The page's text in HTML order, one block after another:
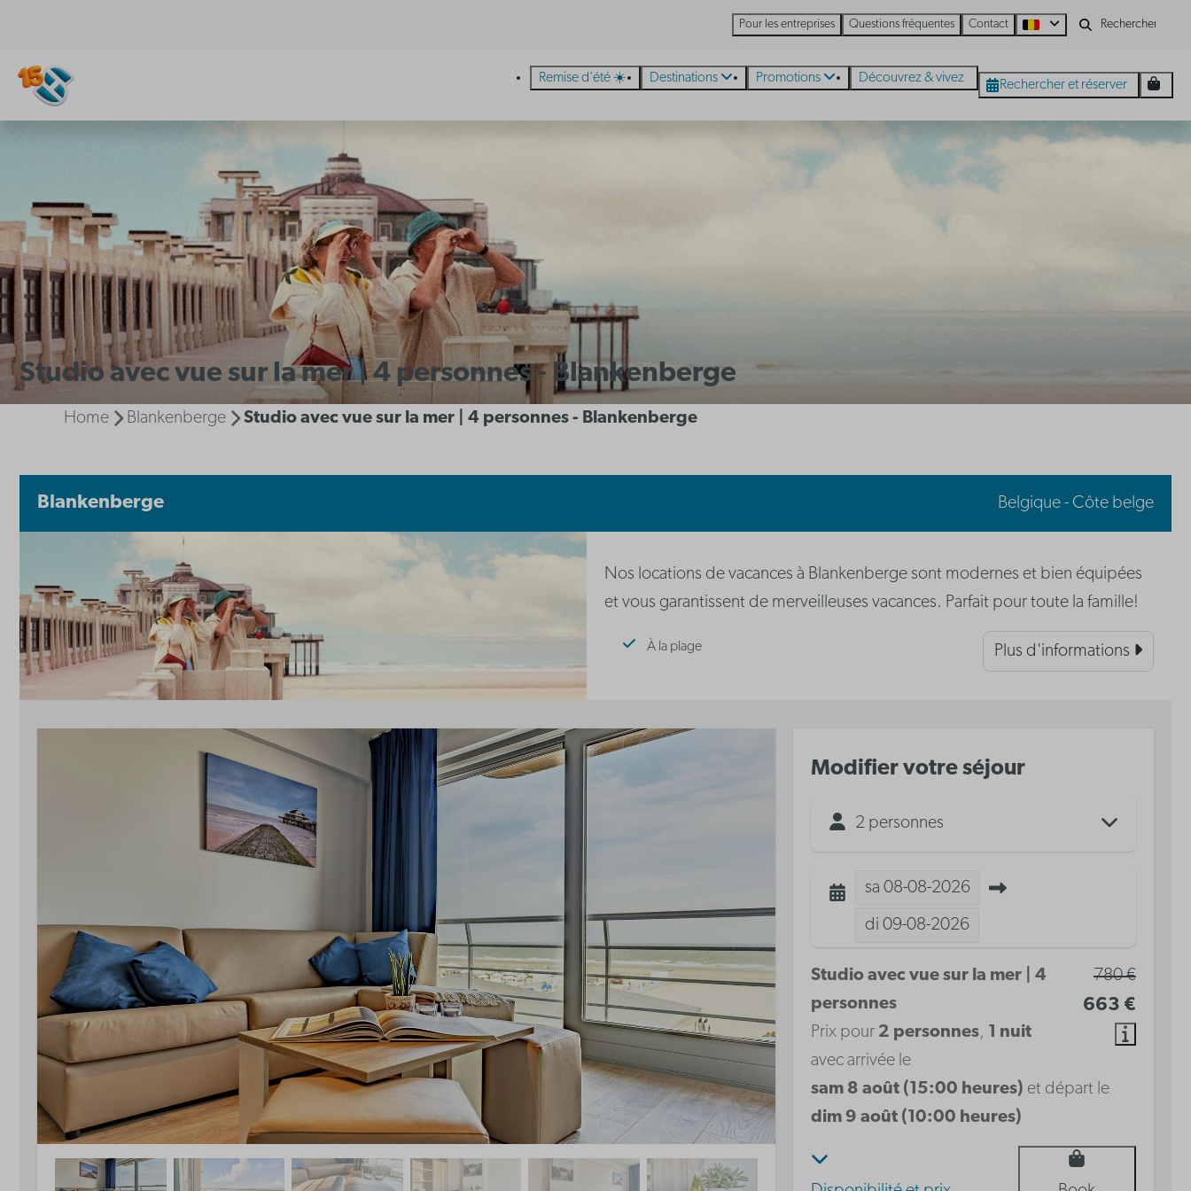
Pour les entreprises Questions fréquentes Contact
Remise d'été ☀️ Destinations Promotions Découvrez & vivez Rechercher et réserver
Studio avec vue sur la mer | 4 personnes - Blankenberge
Home Blankenberge Studio avec vue sur la mer | 4 personnes - Blankenberge
Blankenberge Belgique - Côte belge
Nos locations de vacances à Blankenberge sont modernes et bien équipées
et vous garantissent de merveilleuses vacances. Parfait pour toute la famille!
À la plage Plus d'informations
Modifier votre séjour
2 personnes
sa 08-08-2026
di 09-08-2026
780 €
663 €
Studio avec vue sur la mer | 4
personnes
Prix pour 2 personnes, 1 nuit
avec arrivée le
sam 8 août (15:00 heures) et départ le
dim 9 août (10:00 heures)